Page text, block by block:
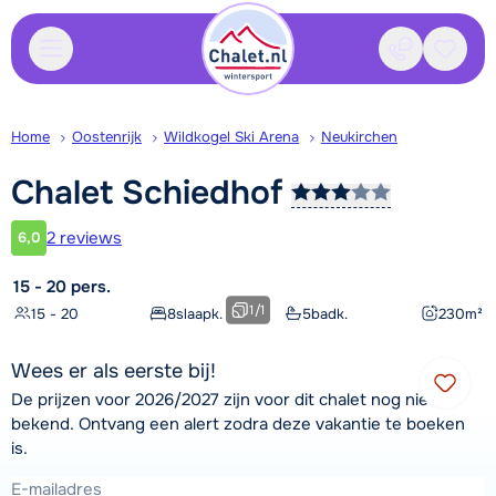
Contact
Home Oostenrijk Wildkogel Ski Arena Neukirchen
Chalet Schiedhof
Klantwaardering
6,0 2 reviews
15 - 20 pers.
15 - 20 8slaapk. 5badk. 230m²
1/1
Wees er als eerste bij!
De prijzen voor 2026/2027 zijn voor dit chalet nog niet
bekend. Ontvang een alert zodra deze vakantie te boeken
is.